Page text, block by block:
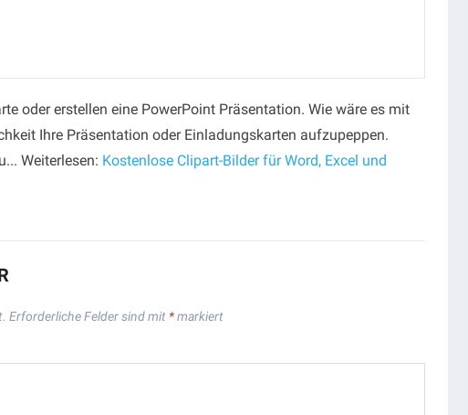
oder erstellen eine PowerPoint Präsentation. Wie wäre es mit
Ihre Präsentation oder Einladungskarten aufzupeppen.
Weiterlesen: Kostenlose Clipart-Bilder für Word, Excel und
Erforderliche Felder sind mit *markiert